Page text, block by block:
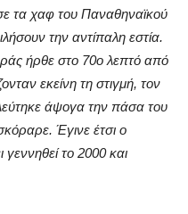
τα χαφ του Παναθηναϊκού
την αντίπαλη εστία.
ήρθε στο 70ο λεπτό από
εκείνη τη στιγμή, τον
άψογα την πάσα του
Έγινε έτσι ο
το 2000 και